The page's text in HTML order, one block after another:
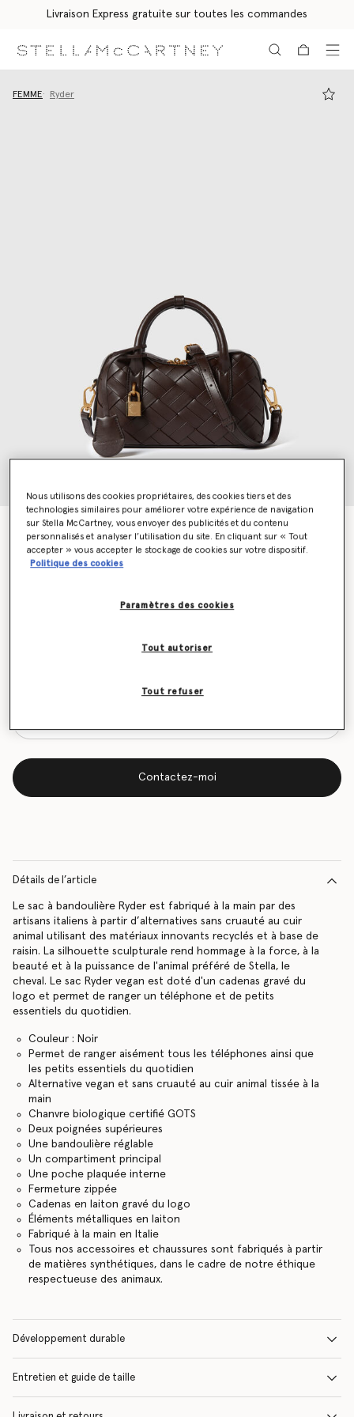
Livraison Express gratuite sur toutes les commandes
FEMME Ryder
Sac a bandouliere Ryder
€1,295.00
Me prévenir lors du retour en stock
Contactez-moi
Détails de l’article
Le sac à bandoulière Ryder est fabriqué à la main par des
artisans italiens à partir d’alternatives sans cruauté au cuir
animal utilisant des matériaux innovants recyclés et à base de
raisin. La silhouette sculpturale rend hommage à la force, à la
beauté et à la puissance de l'animal préféré de Stella, le
cheval. Le sac Ryder vegan est doté d'un cadenas gravé du
logo et permet de ranger un téléphone et de petits
essentiels du quotidien.
Couleur : Noir
Permet de ranger aisément tous les téléphones ainsi que
les petits essentiels du quotidien
Alternative vegan et sans cruauté au cuir animal tissée à la
main
Chanvre biologique certifié GOTS
Deux poignées supérieures
Une bandoulière réglable
Un compartiment principal
Une poche plaquée interne
Fermeture zippée
Cadenas en laiton gravé du logo
Éléments métalliques en laiton
Fabriqué à la main en Italie
Tous nos accessoires et chaussures sont fabriqués à partir
de matières synthétiques, dans le cadre de notre éthique
respectueuse des animaux.
Développement durable
Entretien et guide de taille
Nous utilisons des cookies propriétaires, des cookies tiers et des
technologies similaires pour améliorer votre expérience de navigation
sur Stella McCartney, vous envoyer des publicités et du contenu
personnalisés et analyser l’utilisation du site. En cliquant sur « Tout
accepter » vous accepter le stockage de cookies sur votre dispositif.
Politique des cookies
Paramètres des cookies
Tout refuser
Tout autoriser